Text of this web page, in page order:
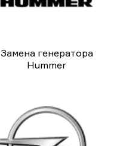
Замена генератора
Hummer